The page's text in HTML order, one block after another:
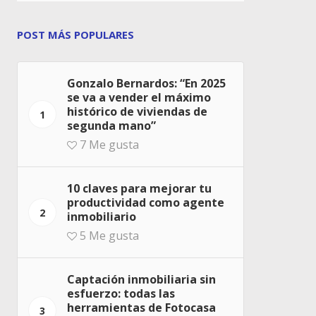
POST MÁS POPULARES
1
Gonzalo Bernardos: “En 2025
se va a vender el máximo
histórico de viviendas de
segunda mano”
7 Me gusta
2
10 claves para mejorar tu
productividad como agente
inmobiliario
5 Me gusta
3
Captación inmobiliaria sin
esfuerzo: todas las
herramientas de Fotocasa